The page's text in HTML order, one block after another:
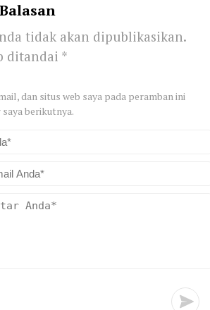
tidak akan dipublikasikan.
ditandai *
dan situs web saya pada peramban ini
berikutnya.